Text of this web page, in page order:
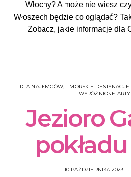
Włochy? A może nie wiesz
Włoszech będzie co oglądać?
Zobacz, jakie informacje dla
DLA NAJEMCÓW MORSKIE DESTYNACJE
WYRÓŻNIONE
Jezioro
pokładu
10 PAŹDZIERNIKA 2023